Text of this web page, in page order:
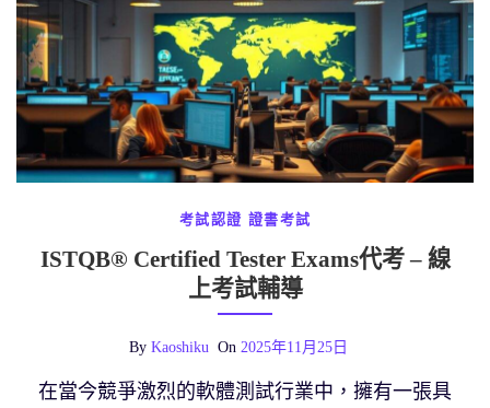
考試認證 證書考試
ISTQB® Certified Tester Exams代考 – 線
上考試輔導
By Kaoshiku On 2025年11月25日
在當今競爭激烈的軟體測試行業中，擁有一張具